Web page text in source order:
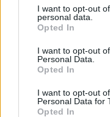
not limited to your visit
grant or deny consent
use your data for
consent section.
I want to opt-out
personal data.
Opted In
I want to opt-out
Personal Data.
Opted In
I want to opt-out
Personal Data for
Opted In